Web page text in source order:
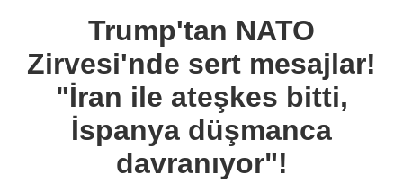
mesajlar!
"İran ile
ateşkes
bitti,
İspanya
düşmanca
Trump'tan NATO
Zirvesi'nde sert mesajlar!
"İran ile ateşkes bitti,
İspanya düşmanca
davranıyor"!